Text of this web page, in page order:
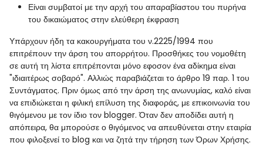
Είναι συμβατοί με την αρχή του απαραβίαστου του πυρήνα
του δικαιώματος στην ελεύθερη έκφραση
Υπάρχουν ήδη τα κακουργήματα του ν.2225/1994 που
επιτρέπουν την άρση του απορρήτου. Προσθήκες του νομοθέτη
σε αυτή τη λίστα επιτρέπονται μόνο εφοσον ένα αδίκημα είναι
"ιδιαιτέρως σοβαρό". Αλλιώς παραβιάζεται το άρθρο 19 παρ. 1 του
Συντάγματος. Πριν όμως από την άρση της ανωνυμίας, καλό είναι
να επιδιώκεται η φιλική επίλυση της διαφοράς, με επικοινωνία του
θιγόμενου με τον ίδιο τον blogger. Όταν δεν αποδίδει αυτή η
απόπειρα, θα μπορούσε ο θιγόμενος να απευθύνεται στην εταιρία
που φιλοξενεί το blog και να ζητά την τήρηση των Όρων Χρήσης.